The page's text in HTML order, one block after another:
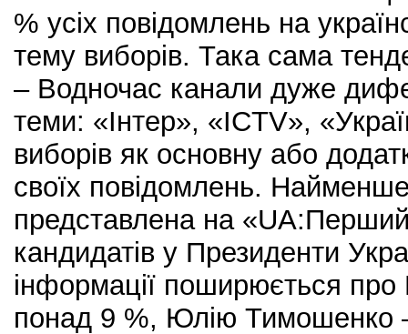
% усіх повідомлень на
тему виборів. Така сама
– Водночас канали дуже
теми: «Інтер», «ICTV»,
виборів як основну або
своїх повідомлень.
представлена на
кандидатів у Президенти
інформації поширюється
понад 9 %, Юлію Тимошенко